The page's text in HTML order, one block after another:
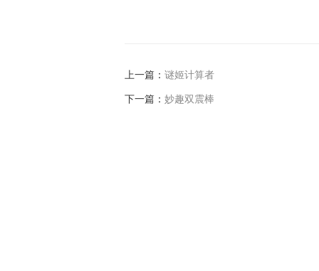
上一篇： 谜姬计算者
下一篇： 妙趣双震棒